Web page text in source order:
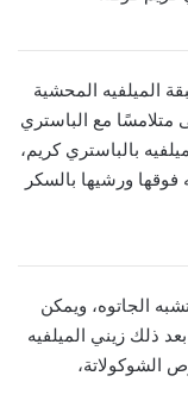
الميلفيه المحشية
متلامسًا مع الباستري
بالباستري كريم،
ورشيها بالسكر
الجاتوه، ويمكن
ذلك زيني الميلفيه
الشوكولاتة،